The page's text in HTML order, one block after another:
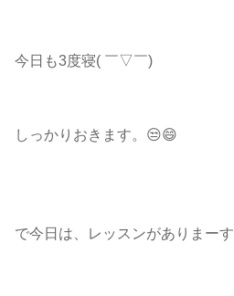
今日も3度寝( ￣▽￣)
しっかりおきます。😒😄
で今日は、レッスンがありまーす